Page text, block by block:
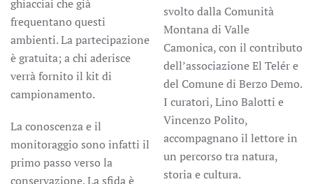
ghiacciai che già
frequentano questi
ambienti. La partecipazione
è gratuita; a chi aderisce
verrà fornito il kit di
campionamento.
La conoscenza e il
monitoraggio sono infatti il
primo passo verso la
conservazione. La sfida è
svolto dalla Comunità
Montana di Valle
Camonica, con il contributo
dell’associazione El Telér e
del Comune di Berzo Demo.
I curatori, Lino Balotti e
Vincenzo Polito,
accompagnano il lettore in
un percorso tra natura,
storia e cultura.